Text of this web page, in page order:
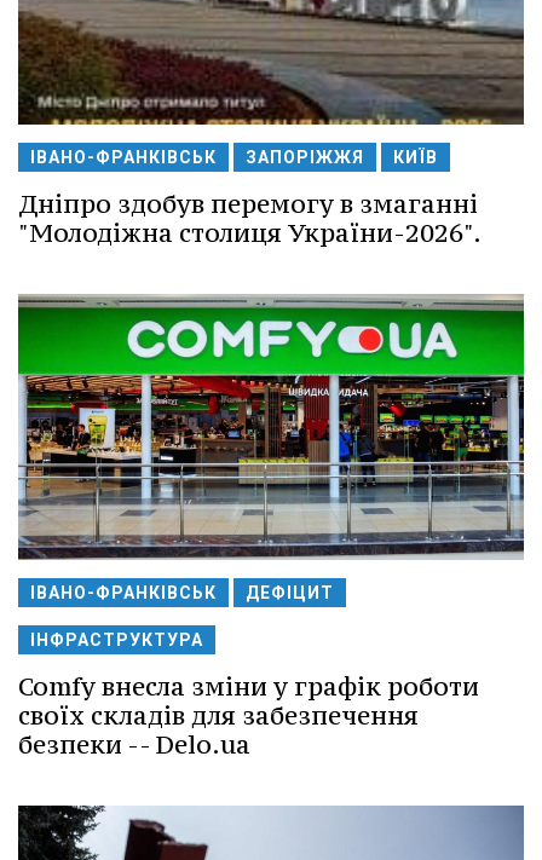
ІВАНО-ФРАНКІВСЬК ЗАПОРІЖЖЯ КИЇВ
Дніпро здобув перемогу в змаганні
"Молодіжна столиця України-2026".
ІВАНО-ФРАНКІВСЬК ДЕФІЦИТ
ІНФРАСТРУКТУРА
Comfy внесла зміни у графік роботи
своїх складів для забезпечення
безпеки -- Delo.ua